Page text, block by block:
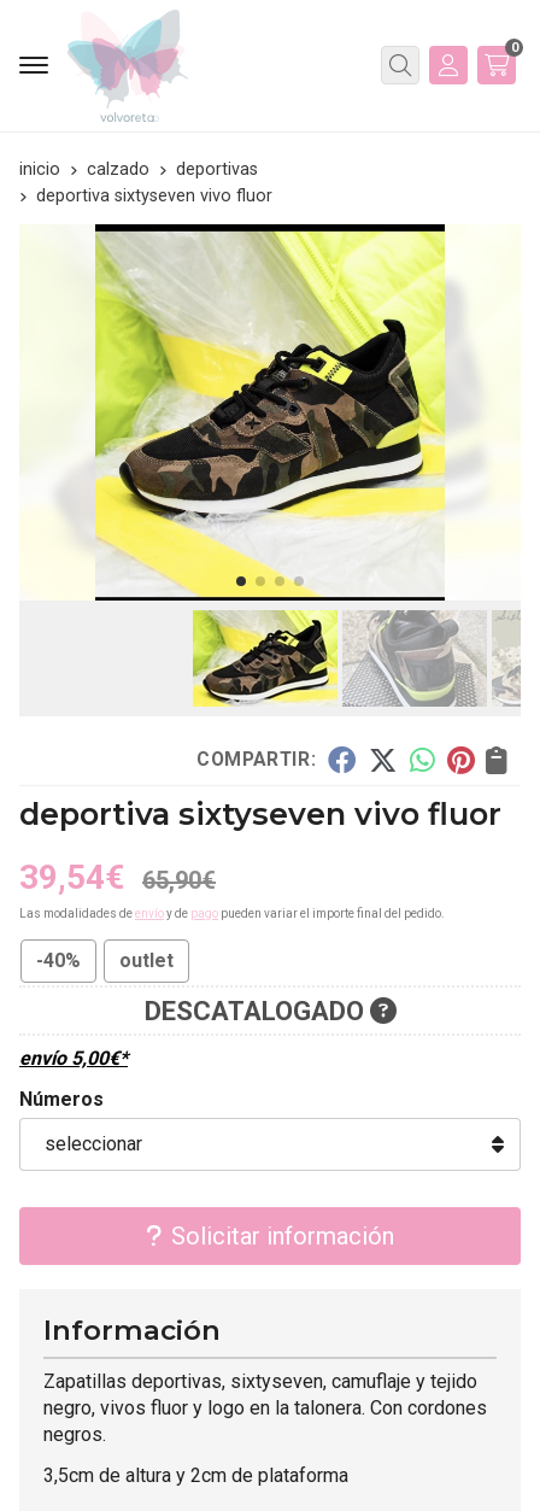
Buscar
0
inicio calzado
deportivas
deportiva sixtyseven vivo fluor
COMPARTIR:
deportiva sixtyseven vivo fluor
39,54€ 65,90€
Las modalidades deenvíoy de pago pueden variar el importe final del pedido.
-40% outlet
DESCATALOGADO
envío 5,00€*
Números
Solicitar información
Información
Zapatillas deportivas, sixtyseven, camuflaje y tejido
negro, vivos fluor y logo en la talonera. Con cordones
negros.
3,5cm de altura y 2cm de plataforma